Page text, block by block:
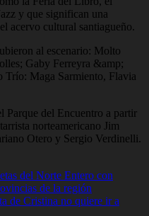
y que significan una
acervo cultural santiagueño.
al escenario: Molto
Gaby Ferreyra &amp;
Trío: Maga Sarmiento, Flavia
Parque del Encuentro a partir
norteamericano Jim
Otero y Sergio Verdinelli.
del Norte Entero con
de la región
de Cristina no quiere ir a